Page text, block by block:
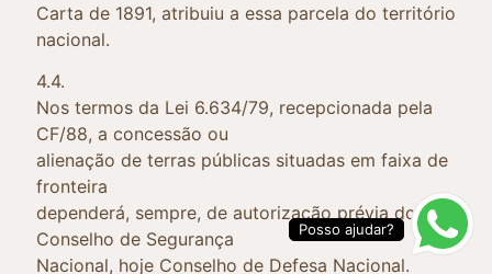
Carta de 1891, atribuiu a essa parcela do território
nacional.
4.4.
Nos termos da Lei 6.634/79, recepcionada pela
CF/88, a concessão ou
alienação de terras públicas situadas em faixa de
fronteira
dependerá, sempre, de autorização prévia do
Conselho de Segurança
Nacional, hoje Conselho de Defesa Nacional.
Posso ajudar?